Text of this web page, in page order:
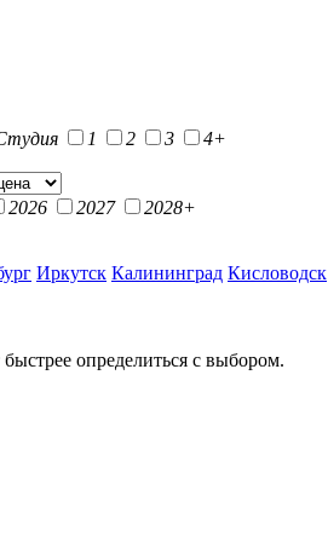
1 2 3
4+
2026 2027
2028+
Иркутск Калининград Кисловодск
определиться с выбором.